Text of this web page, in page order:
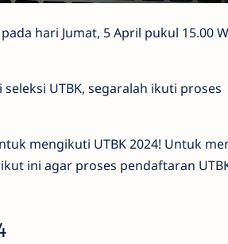
hari Jumat, 5 April pukul 15.00
UTBK, segaralah ikuti proses
mengikuti UTBK 2024! Untuk
ini agar proses pendaftaran